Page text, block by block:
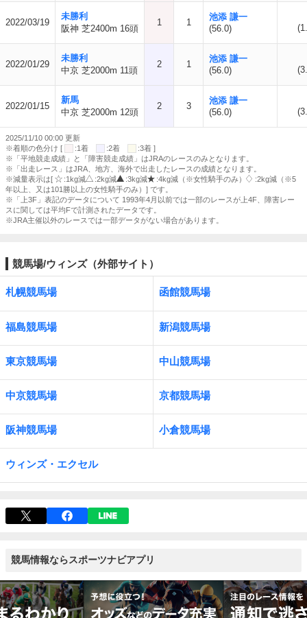
2022/03/19
未勝利
阪神 芝2400m 16頭
1 1
池添 謙一
(56.0)
2022/01/29
未勝利
中京 芝2000m 11頭
2 1
池添 謙一
(56.0)
2022/01/15
新馬
中京 芝2000m 12頭
2 3
池添 謙一
(56.0)
2025/11/10 00:00 更新
※着順の色分け [
:1着 :2着
:3着 ]
※「平地競走成績」と「障害競走成績」はJRAのレースのみとなります。
※「出走レース」はJRA、地方、海外で出走したレースの成績となります。
※減量表示は[
:1kg減 :2kg減 :3kg減 :4kg減（※女性騎手のみ）
:2kg減（※5
年以上、又は101勝以上の女性騎手のみ）] です。
※「上3F」表記のデータについて 1993年4月以前では一部のレースが上4F、障害レー
スに関しては平均Fで計測されたデータです。
※JRA主催以外のレースでは一部データがない場合があります。
競馬場/ウィンズ（外部サイト）
札幌競馬場 函館競馬場
福島競馬場 新潟競馬場
東京競馬場 中山競馬場
中京競馬場 京都競馬場
阪神競馬場 小倉競馬場
ウィンズ・エクセル
競馬情報ならスポーツナビアプリ